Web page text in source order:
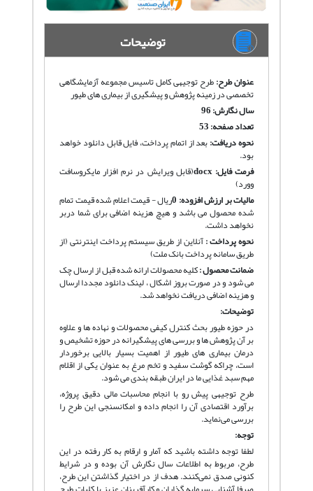
توضیحات
عنوان طرح:طرح توجیهی کامل تاسیس مجموعه آزمایشگاهی
تخصصی در زمینه پژوهش و پیشگیری از بیماری های طیور
سال نگارش: 96
تعداد صفحه: 53
نحوه دریافت:بعد از اتمام پرداخت، فایل قابل دانلود خواهد
بود.
فرمت فایل:docx(قابل ویرایش در نرم افزار مایکروسافت
وورد)
مالیات بر ارزش افزوده: 0ریال - قیمت اعلام شده قیمت تمام
شده محصول می باشد و هیچ هزینه اضافی برای شما دربر
نخواهد داشت.
نحوه پرداخت :آنلاین از طریق سیستم پرداخت اینترنتی (از
طریق سامانه پرداخت بانک ملت)
ضمانت محصول :کلیه محصولات ارائه شده قبل از ارسال چک
می شود و در صورت بروز اشکال ، لینک دانلود مجددا ارسال
و هزینه اضافی دریافت نخواهد شد.
توضیحات:
در حوزه طیور بحث کنترل کیفی محصولات و نهاده ها و علاوه
بر آن پژوهش ها و بررسی های پیشگیرانه در حوزه تشخیص و
درمان بیماری های طیور از اهمیت بسیار بالایی برخوردار
است، چراکه گوشت سفید و تخم مرغ به عنوان یکی از اقلام
مهم سبد غذایی ما در ایران طبقه بندی می شود.
طرح توجیهی پیش رو با انجام محاسبات مالی دقیق پروژه،
برآورد اقتصادی آن را انجام داده و امکانسنجی این طرح را
بررسی می‌نماید.
توجه:
لطفا توجه داشته باشید که آمار و ارقام به کار رفته در این
طرح، مربوط به اطلاعات سال نگارش آن بوده و در شرایط
کنونی صدق نمی‌کنند. هدف از در اختیار گذاشتن این طرح،